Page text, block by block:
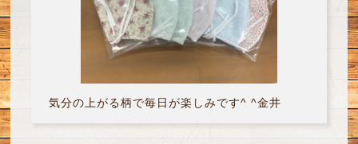
気分の上がる柄で毎日が楽しみです^ ^金井